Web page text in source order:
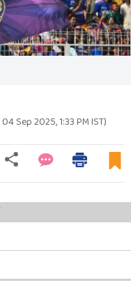
04 Sep 2025, 1:33 PMIST)